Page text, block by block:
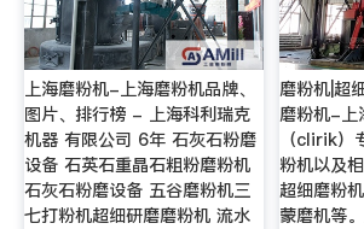
上海磨粉机-上海磨粉机品牌、
图片、排行榜 - 上海科利瑞克
机器 有限公司 6年 石灰石粉磨
设备 石英石重晶石粗粉磨粉机
石灰石粉磨设备 五谷磨粉机三
七打粉机超细研磨磨粉机 流水
磨粉机|超
磨粉机-上
（clirik）
粉机以及
超细磨粉
蒙磨机等